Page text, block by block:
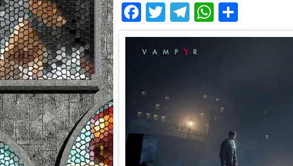
Facebook
TwitterTelegram
WhatsApp